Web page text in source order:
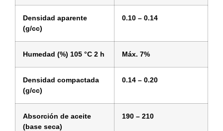
Densidad aparente
(g/cc)
0.10 – 0.14
Humedad (%) 105 °C 2 h Máx. 7%
Densidad compactada
(g/cc)
0.14 – 0.20
Absorción de aceite
(base seca)
190 – 210